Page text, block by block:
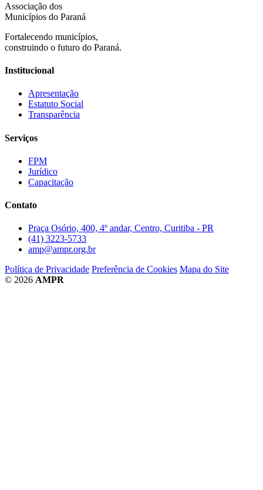
Associação dos
Municípios do Paraná
Fortalecendo municípios,
construindo o futuro do Paraná.
Institucional
Apresentação
Estatuto Social
Transparência
Serviços
FPM
Jurídico
Capacitação
Contato
Praça Osório, 400, 4º andar, Centro, Curitiba - PR
(41) 3223-5733
amp@ampr.org.br
Política de Privacidade Preferência de Cookies Mapa do Site
© 2026 AMPR